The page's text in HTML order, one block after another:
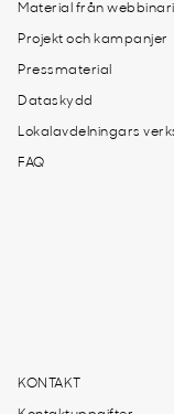
Material från
Projekt och kampanjer
Pressmaterial
Dataskydd
Lokalavdelningars
FAQ
KONTAKT